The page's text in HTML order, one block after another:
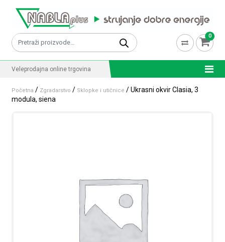
Pretraži: 0
Veleprodajna online trgovina
Početna / Zgradarstvo / Sklopke i utičnice / Ukrasni okvir Clasia, 3
modula, siena